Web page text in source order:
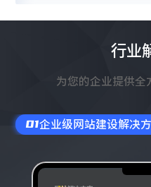
行业
为您的企业提供全
01企业级网站建设解决